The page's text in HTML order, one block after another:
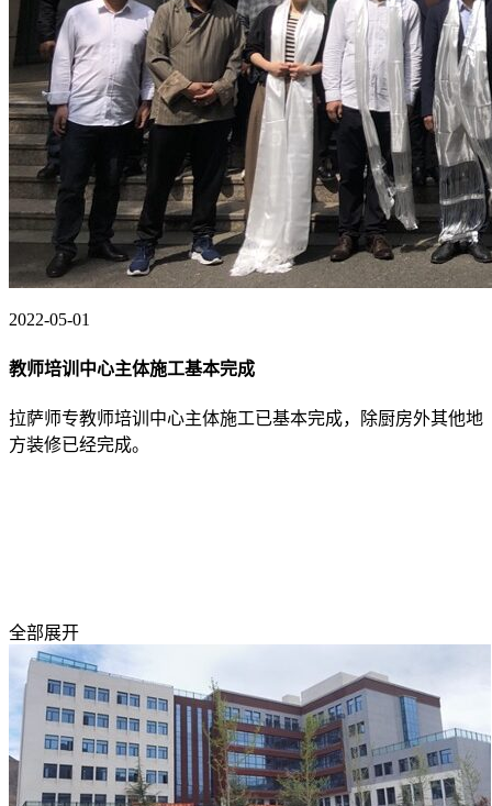
2022-05-01
教师培训中心主体施工基本完成
拉萨师专教师培训中心主体施工已基本完成，除厨房外其他地
方装修已经完成。
全部展开